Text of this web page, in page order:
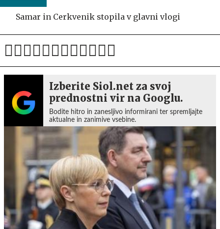
Samar in Cerkvenik stopila v glavni vlogi
Izberite Siol.net za svoj
prednostni vir na Googlu.
Bodite hitro in zanesljivo informirani ter spremljajte
aktualne in zanimive vsebine.